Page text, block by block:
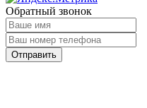
Обратный звонок
Отправить